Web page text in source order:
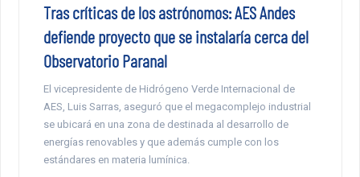
Tras críticas de los astrónomos: AES Andes
defiende proyecto que se instalaría cerca del
Observatorio Paranal
El vicepresidente de Hidrógeno Verde Internacional de
AES, Luis Sarras, aseguró que el megacomplejo industrial
se ubicará en una zona de destinada al desarrollo de
energías renovables y que además cumple con los
estándares en materia lumínica.